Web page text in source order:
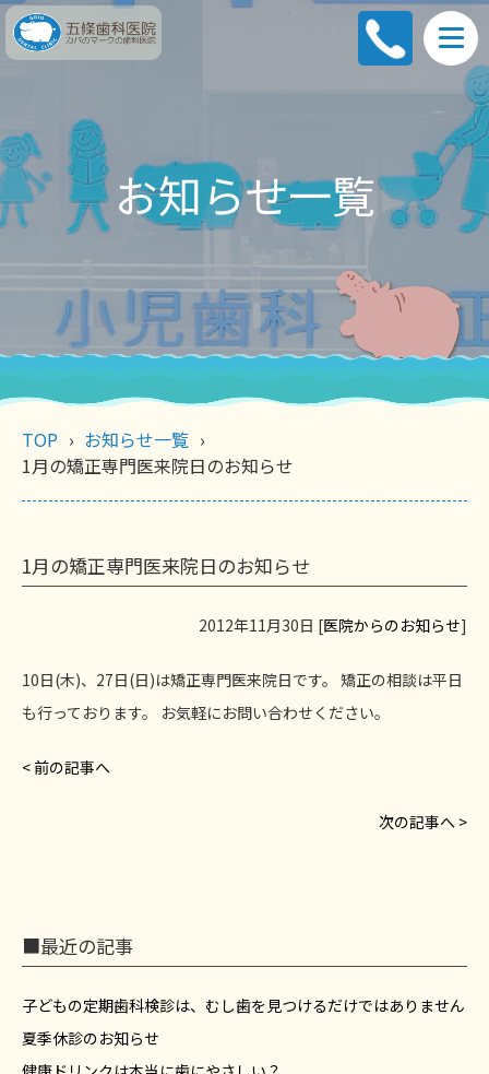
お知らせ一覧
TOP
お知らせ一覧
1月の矯正専門医来院日のお知らせ
1月の矯正専門医来院日のお知らせ
2012年11月30日 [医院からのお知らせ]
10日(木)、27日(日)は矯正専門医来院日です。 矯正の相談は平日
も行っております。 お気軽にお問い合わせください。
< 前の記事へ
次の記事へ >
■最近の記事
子どもの定期歯科検診は、むし歯を見つけるだけではありません
夏季休診のお知らせ